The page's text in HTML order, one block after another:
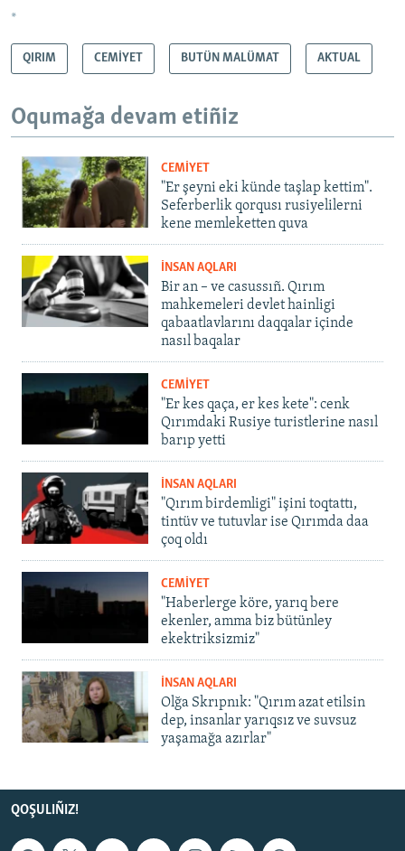
*
QIRIM CEMİYET BUTÜN MALÜMAT AKTUAL
Oqumağa devam etiñiz
CEMİYET
"Er şeyni eki künde taşlap kettim".
Seferberlik qorqusı rusiyelilerni
kene memleketten quva
İNSAN AQLARI
Bir an – ve casussıñ. Qırım
mahkemeleri devlet hainligi
qabaatlavlarını daqqalar içinde
nasıl baqalar
CEMİYET
"Er kes qaça, er kes kete": cenk
Qırımdaki Rusiye turistlerine nasıl
barıp yetti
İNSAN AQLARI
"Qırım birdemligi" işini toqtattı,
tintüv ve tutuvlar ise Qırımda daa
çoq oldı
CEMİYET
"Haberlerge köre, yarıq bere
ekenler, amma biz bütünley
ekektriksizmiz"
İNSAN AQLARI
Olğa Skrıpnık: "Qırım azat etilsin
dep, insanlar yarıqsız ve suvsuz
yaşamağa azırlar"
QOŞULIÑIZ!